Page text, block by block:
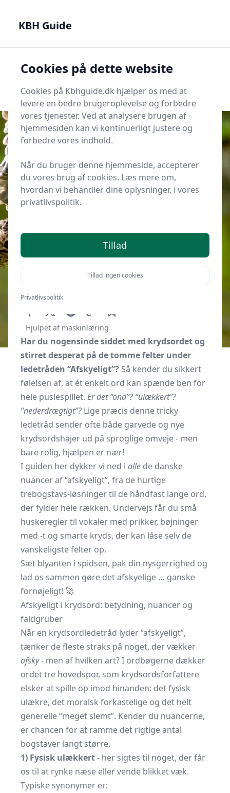
KBH Guide
Start søgning
Muligheder til Afskyeligt krydsord
Af Kbhguide.dk
Hjulpet af maskinlæring
Har du nogensinde siddet med krydsordet og
stirret desperat på de tomme felter under
ledetråden “Afskyeligt”? Så kender du sikkert
følelsen af, at ét enkelt ord kan spænde ben for
hele puslespillet. Er det “ond”? “ulækkert”?
“nederdrægtigt”?Lige præcis denne tricky
ledetråd sender ofte både garvede og nye
krydsordshajer ud på sproglige omveje - men
bare rolig, hjælpen er nær!
I guiden her dykker vi ned i alle de danske
nuancer af “afskyeligt”, fra de hurtige
trebogstavs-løsninger til de håndfast lange ord,
der fylder hele rækken. Undervejs får du små
huskeregler til vokaler med prikker, bøjninger
med -t og smarte kryds, der kan låse selv de
vanskeligste felter op.
Sæt blyanten i spidsen, pak din nysgerrighed og
lad os sammen gøre det afskyelige … ganske
fornøjeligt! 🚀
Afskyeligt i krydsord: betydning, nuancer og
faldgruber
Når en krydsordledetråd lyder “afskyeligt”,
tænker de fleste straks på noget, der vækker
afsky- men af hvilken art? I ordbøgerne dækker
ordet tre hovedspor, som krydsordsforfattere
elsker at spille op imod hinanden: det fysisk
ulækre, det moralsk forkastelige og det helt
generelle “meget slemt”. Kender du nuancerne,
er chancen for at ramme det rigtige antal
bogstaver langt større.
1) Fysisk ulækkert- her sigtes til noget, der får
os til at rynke næse eller vende blikket væk.
Typiske synonymer er:
KBH Guide
Cookies på dette website
Cookies på Kbhguide.dk hjælper os med at
levere en bedre brugeroplevelse og forbedre
vores tjenester. Ved at analysere brugen af
hjemmesiden kan vi kontinuerligt justere og
forbedre vores indhold.
Når du bruger denne hjemmeside, accepterer
du vores brug af cookies. Læs mere om,
hvordan vi behandler dine oplysninger, i vores
privatlivspolitik.
Tillad
Tillad ingen cookies
Privatlivspolitik